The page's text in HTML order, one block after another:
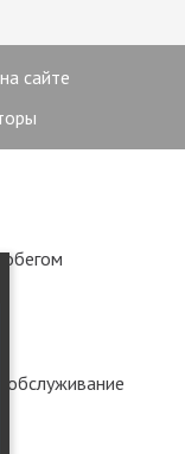
сайте